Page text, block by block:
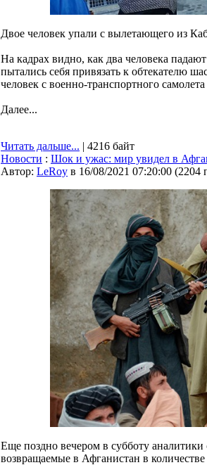
Двое человек упали с вылетающего из
На кадрах видно, как два человека
пытались себя привязать к обтекателю
человек с военно-транспортного
Далее...
Читать дальше... | 4216 байт
Новости : Шок и ужас: мир увидел в
Автор: LeRoy в 16/08/2021 07:20:00 (2204
Еще поздно вечером в субботу
возвращаемые в Афганистан в